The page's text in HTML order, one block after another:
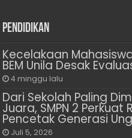
Pendidikan
Kecelakaan
BEM Unila Desak
4 minggu lalu
Dari Sekolah Paling
Juara, SMPN 2
Pencetak Generasi
Juli 5, 2026